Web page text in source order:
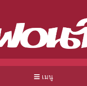
เมนู